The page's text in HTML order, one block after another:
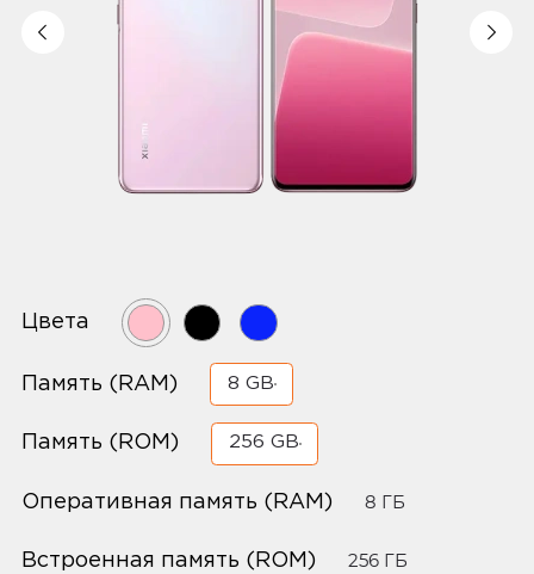
Цвета
Память (RAM) 8 GB
Память (ROM) 256 GB
Оперативная память (RAM) 8 ГБ
Встроенная память (ROM) 256 ГБ